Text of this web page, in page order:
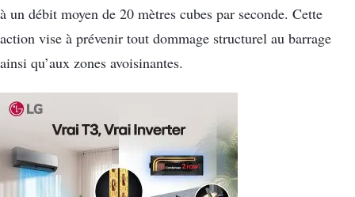
à un débit moyen de 20 mètres cubes par seconde. Cette
action vise à prévenir tout dommage structurel au barrage
ainsi qu’aux zones avoisinantes.